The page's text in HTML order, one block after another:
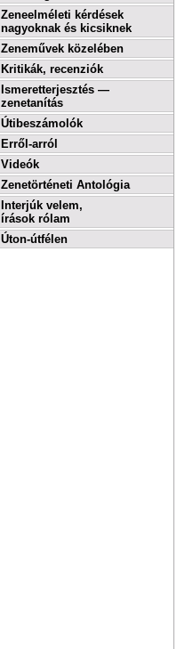
Zeneelméleti kérdések
nagyoknak és kicsiknek
Zeneművek közelében
Kritikák, recenziók
Ismeretterjesztés —
zenetanítás
Útibeszámolók
Erről-arról
Videók
Zenetörténeti Antológia
Interjúk velem,
írások rólam
Úton-útfélen